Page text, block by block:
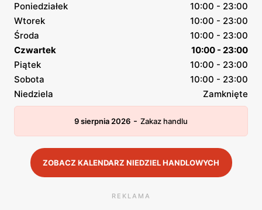
Poniedziałek
10:00 - 23:00
Wtorek
10:00 - 23:00
Środa
10:00 - 23:00
Czwartek
10:00 - 23:00
Piątek
10:00 - 23:00
Sobota
10:00 - 23:00
Niedziela
Zamknięte
9 sierpnia 2026 - Zakaz handlu
ZOBACZ KALENDARZ NIEDZIEL HANDLOWYCH
REKLAMA